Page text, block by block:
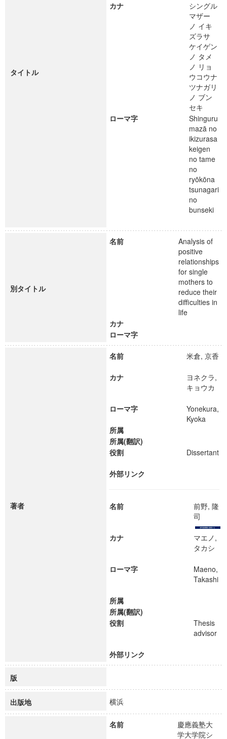
タイトル
カナ
シングル
マザー
ノ イキ
ズラサ
ケイゲン
ノ タメ
ノ リョ
ウコウナ
ツナガリ
ノ ブン
セキ
ローマ字
Shinguru
mazā no
ikizurasa
keigen
no tame
no
ryōkōna
tsunagari
no
bunseki
別タイトル
名前
Analysis of
positive
relationships
for single
mothers to
reduce their
difficulties in
life
カナ
ローマ字
著者
名前 米倉, 京香
カナ
ヨネクラ,
キョウカ
ローマ字
Yonekura,
Kyoka
所属
所属(翻訳)
役割
Dissertant
外部リンク
名前
前野, 隆
司
カナ
マエノ,
タカシ
ローマ字
Maeno,
Takashi
所属
所属(翻訳)
役割
Thesis
advisor
外部リンク
版
出版地 横浜
名前
慶應義塾大
学大学院シ